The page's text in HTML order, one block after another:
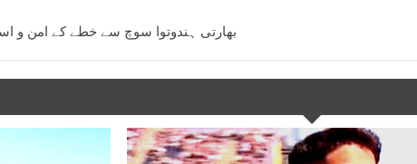
بھارتی ہندوتوا سوچ سے خطے کے امن و